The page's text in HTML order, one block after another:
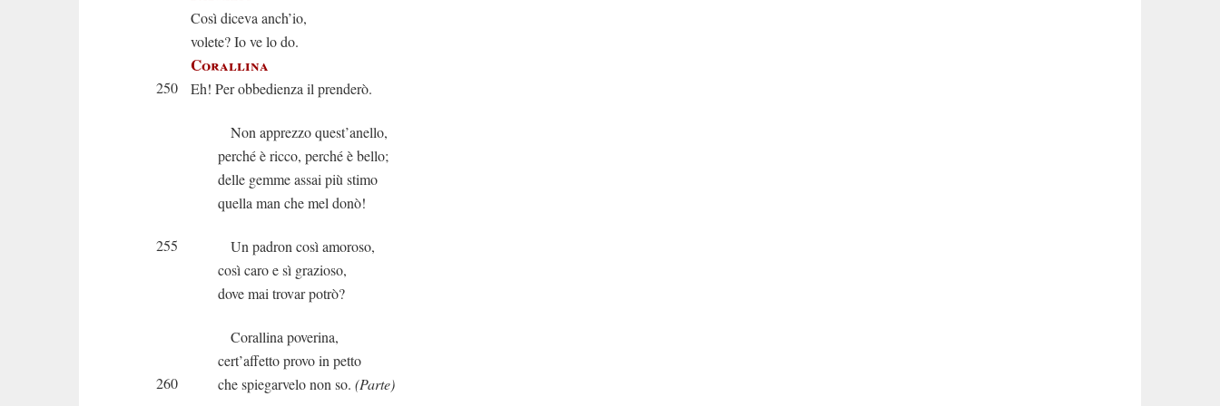
Così diceva anch’io,
volete? Io ve lo do.
Corallina
250 Eh! Per obbedienza il prenderò.
Non apprezzo quest’anello,
perché è ricco, perché è bello;
delle gemme assai più stimo
quella man che mel donò!
255
Un padron così amoroso,
così caro e sì grazioso,
dove mai trovar potrò?
Corallina poverina,
cert’affetto provo in petto
260
che spiegarvelo non so. (Parte)